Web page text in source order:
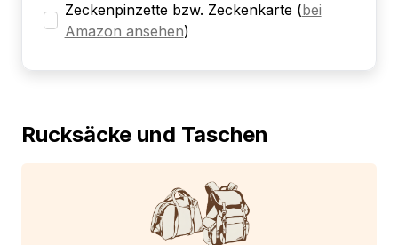
Zeckenpinzette bzw. Zeckenkarte (bei
Amazon ansehen)
Rucksäcke und Taschen